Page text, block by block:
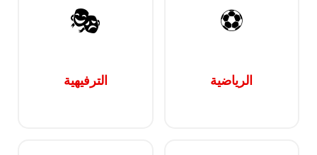
⚽
الرياضية
🎭
الترفيهية